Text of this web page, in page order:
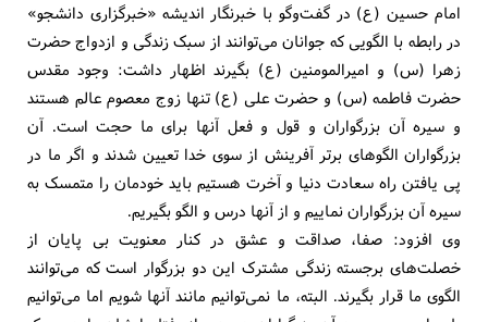
امام حسین (ع) در گفت‌و‌گو با خبرنگار اندیشه «خبرگزاری دانشجو»
در رابطه با الگویی که جوانان می‌توانند از سبک زندگی و ازدواج حضرت
زهرا (س) و امیرالمومنین (ع) بگیرند اظهار داشت: وجود مقدس
حضرت فاطمه (س) و حضرت علی (ع) تنها زوج معصوم عالم هستند
و سیره آن بزرگواران و قول و فعل آنها برای ما حجت است. آن
بزرگواران الگوهای برتر آفرینش از سوی خدا تعیین شدند و اگر ما در
پی یافتن راه سعادت دنیا و آخرت هستیم باید خودمان را متمسک به
سیره آن بزرگواران نماییم و از آنها درس و الگو بگیریم.
وی افزود: صفا، صداقت و عشق در کنار معنویت بی پایان از
خصلت‌های برجسته زندگی مشترک این دو بزرگوار است که می‌توانند
الگوی ما قرار بگیرند. البته، ما نمی‌توانیم مانند آنها شویم اما می‌توانیم